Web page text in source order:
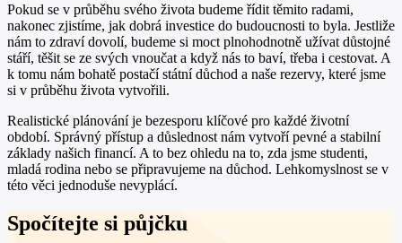
Pokud se v průběhu svého života budeme řídit těmito radami,
nakonec zjistíme, jak dobrá investice do budoucnosti to byla. Jestliže
nám to zdraví dovolí, budeme si moct plnohodnotně užívat důstojné
stáří, těšit se ze svých vnoučat a když nás to baví, třeba i cestovat. A
k tomu nám bohatě postačí státní důchod a naše rezervy, které jsme
si v průběhu života vytvořili.
Realistické plánování je bezesporu klíčové pro každé životní
období. Správný přístup a důslednost nám vytvoří pevné a stabilní
základy našich financí. A to bez ohledu na to, zda jsme studenti,
mladá rodina nebo se připravujeme na důchod. Lehkomyslnost se v
této věci jednoduše nevyplácí.
Spočítejte si půjčku